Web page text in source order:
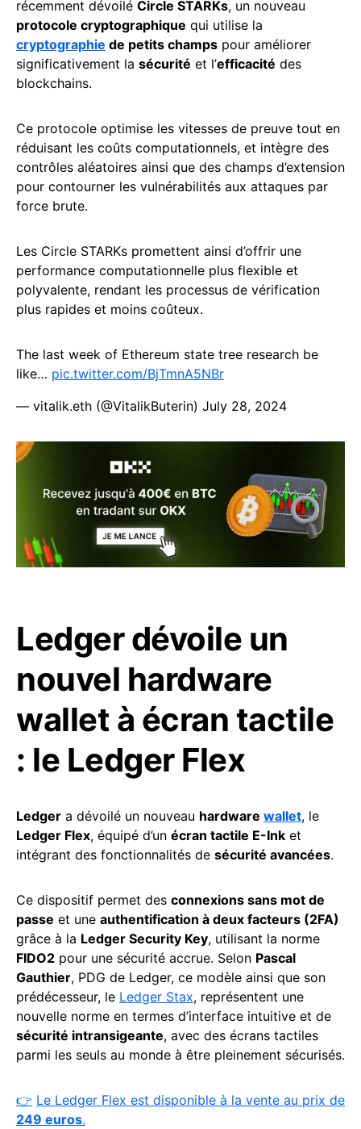
récemment dévoilé Circle STARKs, un nouveau
protocole cryptographique qui utilise la
cryptographie de petits champs pour améliorer
significativement la sécurité et l’efficacité des
blockchains.
Ce protocole optimise les vitesses de preuve tout en
réduisant les coûts computationnels, et intègre des
contrôles aléatoires ainsi que des champs d’extension
pour contourner les vulnérabilités aux attaques par
force brute.
Les Circle STARKs promettent ainsi d’offrir une
performance computationnelle plus flexible et
polyvalente, rendant les processus de vérification
plus rapides et moins coûteux.
The last week of Ethereum state tree research be
like… pic.twitter.com/BjTmnA5NBr
— vitalik.eth (@VitalikButerin) July 28, 2024
Ledger dévoile un
nouvel hardware
wallet à écran tactile
: le Ledger Flex
Ledger a dévoilé un nouveau hardware wallet, le
Ledger Flex, équipé d’un écran tactile E-Ink et
intégrant des fonctionnalités de sécurité avancées.
Ce dispositif permet des connexions sans mot de
passe et une authentification à deux facteurs (2FA)
grâce à la Ledger Security Key, utilisant la norme
FIDO2 pour une sécurité accrue. Selon Pascal
Gauthier, PDG de Ledger, ce modèle ainsi que son
prédécesseur, le Ledger Stax, représentent une
nouvelle norme en termes d’interface intuitive et de
sécurité intransigeante, avec des écrans tactiles
parmi les seuls au monde à être pleinement sécurisés.
👉 Le Ledger Flex est disponible à la vente au prix de
249 euros.